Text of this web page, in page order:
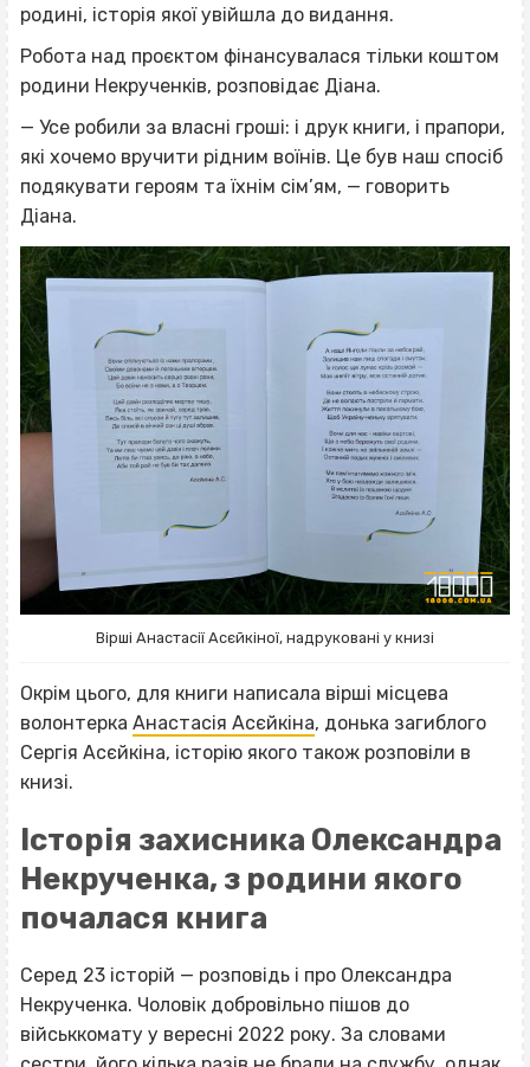
родині, історія якої увійшла до видання.
Робота над проєктом фінансувалася тільки коштом
родини Некрученків, розповідає Діана.
— Усе робили за власні гроші: і друк книги, і прапори,
які хочемо вручити рідним воїнів. Це був наш спосіб
подякувати героям та їхнім сім’ям, — говорить
Діана.
Вірші Анастасії Асєйкіної, надруковані у книзі
Окрім цього, для книги написала вірші місцева
волонтерка Анастасія Асєйкіна, донька загиблого
Сергія Асєйкіна, історію якого також розповіли в
книзі.
Історія захисника Олександра
Некрученка, з родини якого
почалася книга
Серед 23 історій — розповідь і про Олександра
Некрученка. Чоловік добровільно пішов до
військкомату у вересні 2022 року. За словами